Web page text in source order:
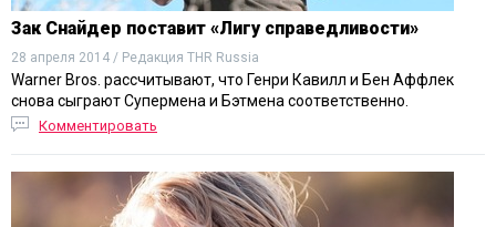
Зак Снайдер поставит «Лигу справедливости»
28 апреля 2014 / Редакция THR Russia
Warner Bros. рассчитывают, что Генри Кавилл и Бен Аффлек
снова сыграют Супермена и Бэтмена соответственно.
Комментировать